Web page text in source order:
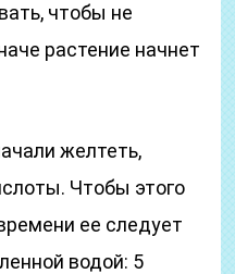
чтобы не
растение начнет
желтеть,
Чтобы этого
ее следует
водой: 5